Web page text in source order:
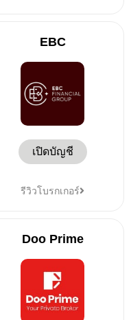
EBC
เปิดบัญชี
รีวิวโบรกเกอร์
Doo Prime